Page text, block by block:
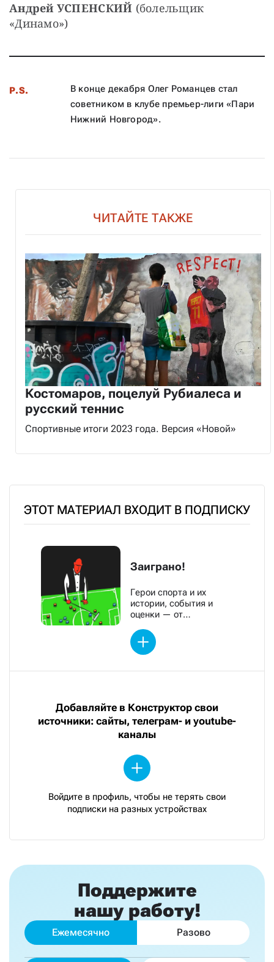
Андрей УСПЕНСКИЙ (болельщик
«Динамо»)
P.S.
В конце декабря Олег Романцев стал
советником в клубе премьер-лиги «Пари
Нижний Новгород».
ЧИТАЙТЕ ТАКЖЕ
Костомаров, поцелуй Рубиалеса и
русский теннис
Спортивные итоги 2023 года. Версия «Новой»
ЭТОТ МАТЕРИАЛ ВХОДИТ В ПОДПИСКУ
Заиграно!
Герои спорта и их
истории, события и
оценки — от
Добавляйте в Конструктор свои
источники: сайты, телеграм- и youtube-
каналы
Войдите в профиль, чтобы не терять свои
подписки на разных устройствах
Поддержите
нашу работу!
Ежемесячно Разово